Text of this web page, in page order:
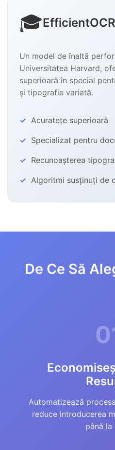
🎓EfficientOCR
Un model de înaltă
Universitatea Harvard,
superioară în special
și tipografie variată.
Acuratețe superioară
Specializat pentru
Recunoașterea
Algoritmi susținuți de
De Ce Să
Automatizează
reduce introducerea
până la